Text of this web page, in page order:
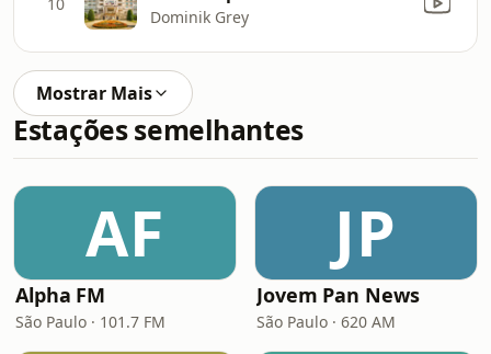
Dominik Grey
Mostrar Mais
Estações semelhantes
AF
Alpha FM
São Paulo · 101.7 FM
JP
Jovem Pan News
São Paulo · 620 AM